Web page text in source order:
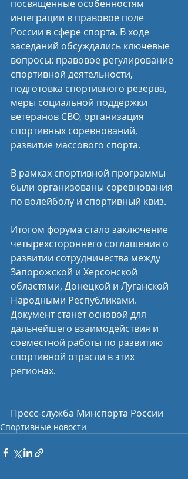
посвященные особенностям
интеграции в правовое поле
России в сфере спорта. В ходе
заседаний обсуждались ключевые
вопросы: правовое регулирование
спортивной деятельности,
подготовка спортивного резерва,
меры социальной поддержки
ветеранов СВО, организация
спортивных соревнований,
развитие массового спорта.
В рамках спортивной программы
были организованы соревнования
по волейболу и спортивный квиз.
Итогом форума стало заключение
четырехстороннего соглашения о
развитии сотрудничества между
Запорожской и Херсонской
областями, Донецкой и Луганской
Народными Республиками.
Документ станет основой для
дальнейшего взаимодействия и
совместной работы по развитию
спортивной отрасли в этих
регионах.
Пресс-служба Минспорта России
Спортивные новости